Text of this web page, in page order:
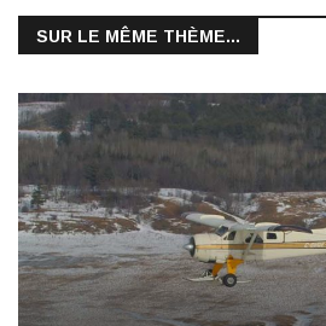
SUR LE MÊME THÈME...